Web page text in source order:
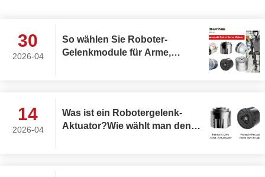
30
2026-04
So wählen Sie Roboter-
Gelenkmodule für Arme,
14
2026-04
Was ist ein Robotergelenk-
Aktuator?Wie wählt man den